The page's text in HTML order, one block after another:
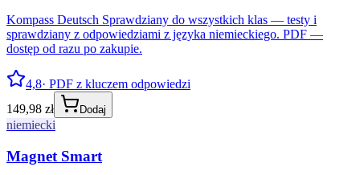
Kompass Deutsch Sprawdziany do wszystkich klas — testy i
sprawdziany z odpowiedziami z języka niemieckiego. PDF —
dostęp od razu po zakupie.
4,8· PDF z kluczem odpowiedzi
149,98 zł
Dodaj
niemiecki
Magnet Smart